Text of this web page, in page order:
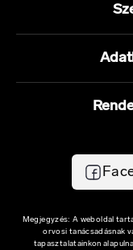
Megjegyzés: A weboldal
orvosi tanácsadásnak
tapasztalatainkon